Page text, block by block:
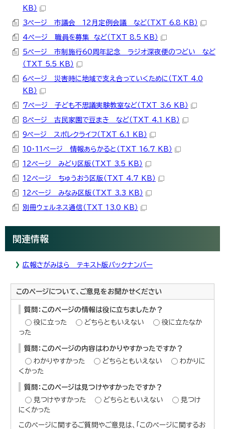
KB）
3ページ 市議会 12月定例会議 など（TXT 6.8 KB）
4ページ 職員を募集 など（TXT 8.5 KB）
5ページ 市制施行60周年記念 ラジオ深夜便のつどい など
（TXT 5.5 KB）
6ページ 災害時に地域で支え合っていくために（TXT 4.0
KB）
7ページ 子ども不思議実験教室など（TXT 3.6 KB）
8ページ 古民家園で豆まき など（TXT 4.1 KB）
9ページ スポレクライフ（TXT 6.1 KB）
10・11ページ 情報あらかると（TXT 16.7 KB）
12ページ みどり区版（TXT 3.5 KB）
12ページ ちゅうおう区版（TXT 4.7 KB）
12ページ みなみ区版（TXT 3.3 KB）
別冊ウェルネス通信（TXT 13.0 KB）
関連情報
広報さがみはら テキスト版バックナンバー
このページについて、ご意見をお聞かせください
質問：このページの情報は役に立ちましたか？
役に立った
どちらともいえない
役に立たなか
った
質問：このページの内容はわかりやすかったですか？
わかりやすかった
どちらともいえない
わかりに
くかった
質問：このページは見つけやすかったですか？
見つけやすかった
どちらともいえない
見つけ
にくかった
このページに関するご質問やご意見は、「このページに関するお